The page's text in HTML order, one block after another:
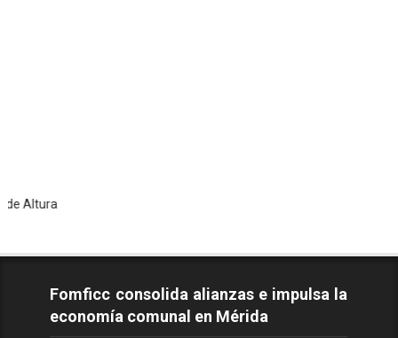
Fomficc consolida alianzas e impulsa la
economía comunal en Mérida